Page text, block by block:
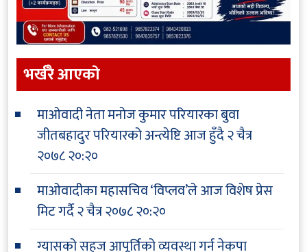
भर्खरै आएकाे
माओवादी नेता मनोज कुमार परियारका बुवा
जीतबहादुर परियारको अन्त्येष्टि आज हुँदै२ चैत्र
२०७८ २०:२०
माओवादीका महासचिव ‘विप्लव’ले आज विशेष प्रेस
मिट गर्दै२ चैत्र २०७८ २०:२०
ग्यासको सहज आपूर्तिको व्यवस्था गर्न नेकपा